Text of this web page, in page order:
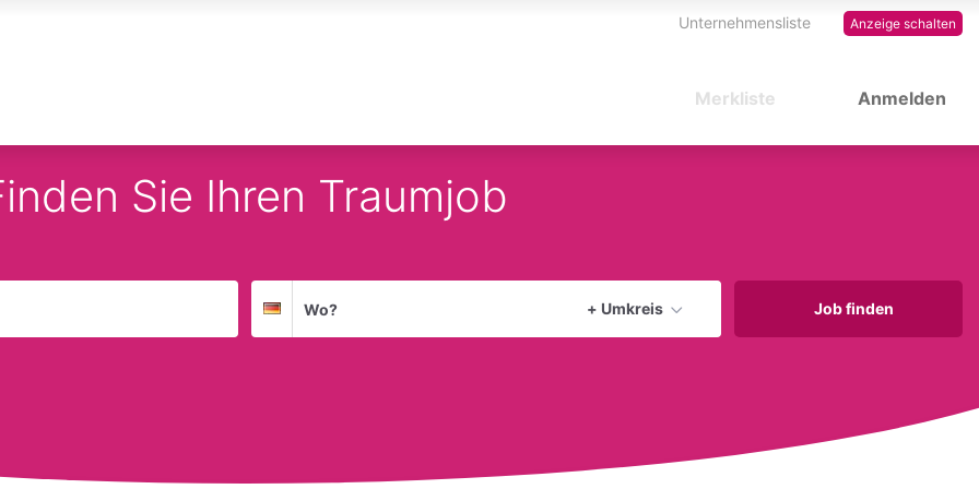
Anzeige schalten
Unternehmensliste
Anmelden
Merkliste
Sie Ihren Traumjob
Deutschland
+ Umkreis
Aktuellen Ort verwenden
Job finden